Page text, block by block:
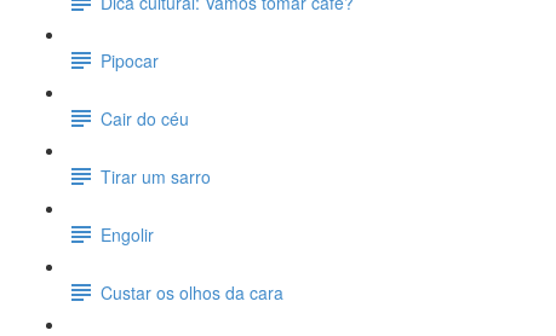
Pipocar
Cair do céu
Tirar um sarro
Engolir
Custar os olhos da cara